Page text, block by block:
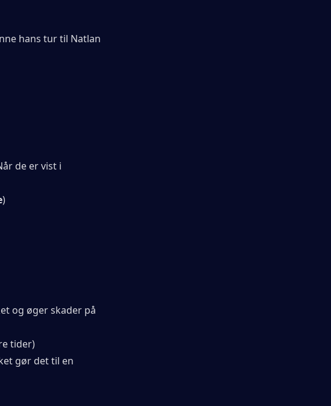
hans tur til Natlan
de er vist i
)
og øger skader på
tider)
gør det til en